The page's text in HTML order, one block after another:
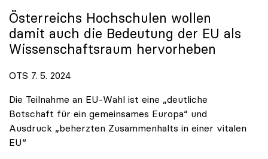
Österreichs Hochschulen wollen
damit auch die Bedeutung der EU als
Wissenschaftsraum hervorheben
OTS 7. 5. 2024
Die Teilnahme an EU-Wahl ist eine „deutliche
Botschaft für ein gemeinsames Europa“ und
Ausdruck „beherzten Zusammenhalts in einer vitalen
EU“